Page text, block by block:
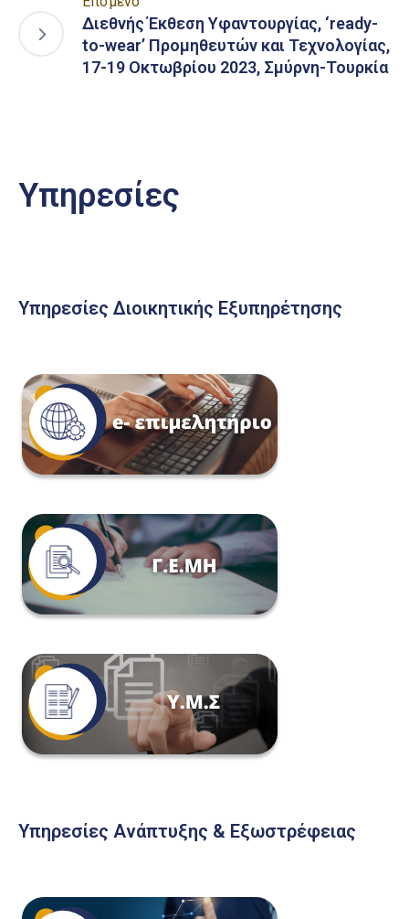
Διεθνής Έκθεση Υφαντουργίας, ‘ready-
to-wear’ Προμηθευτών και Τεχνολογίας,
17-19 Οκτωβρίου 2023, Σμύρνη-Τουρκία
Υπηρεσίες
Υπηρεσίες Διοικητικής Εξυπηρέτησης
Υπηρεσίες Ανάπτυξης & Εξωστρέφειας